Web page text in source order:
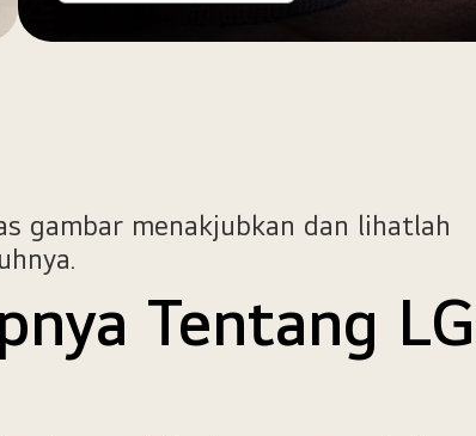
gambar menakjubkan dan lihatlah
Tentang LG